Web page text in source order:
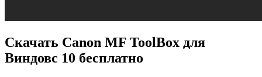
Скачать Canon MF ToolBox для
Виндовс 10 бесплатно